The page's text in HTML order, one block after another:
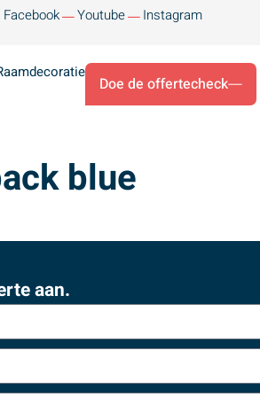
Facebook Youtube Instagram
Doe de offertecheck
blue
aan.